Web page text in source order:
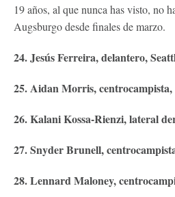
19 años, al que nunca has visto, no
Augsburgo desde finales de marzo.
24. Jesús Ferreira, delantero,
25. Aidan Morris,
26. Kalani Kossa-Rienzi, lateral
27. Snyder Brunell,
28. Lennard Maloney,